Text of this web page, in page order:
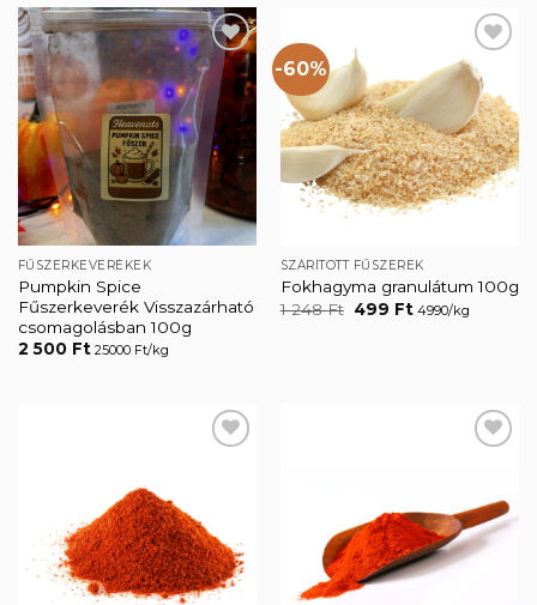
Kedvencekhez
FŰSZERKEVERÉKEK
Pumpkin Spice
Fűszerkeverék Visszazárható
csomagolásban 100g
2 500 Ft25000 Ft/kg
-60%
Kedvencekhez
SZÁRÍTOTT FŰSZEREK
Fokhagyma granulátum 100g
1 248Ft Original
499 FtCurrent
price
4990/kg
Kedvencekhez Kedvencekhez